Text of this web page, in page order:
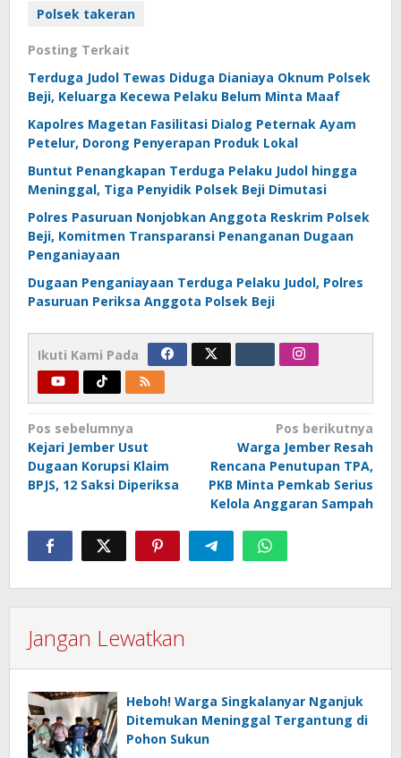
Polsek takeran
Posting Terkait
Terduga Judol Tewas Diduga Dianiaya Oknum Polsek
Beji, Keluarga Kecewa Pelaku Belum Minta Maaf
Kapolres Magetan Fasilitasi Dialog Peternak Ayam
Petelur, Dorong Penyerapan Produk Lokal
Buntut Penangkapan Terduga Pelaku Judol hingga
Meninggal, Tiga Penyidik Polsek Beji Dimutasi
Polres Pasuruan Nonjobkan Anggota Reskrim Polsek
Beji, Komitmen Transparansi Penanganan Dugaan
Penganiayaan
Dugaan Penganiayaan Terduga Pelaku Judol, Polres
Pasuruan Periksa Anggota Polsek Beji
Ikuti Kami Pada
Navigasi
pos
Pos sebelumnya
Kejari Jember Usut
Dugaan Korupsi Klaim
BPJS, 12 Saksi Diperiksa
Pos berikutnya
Warga Jember Resah
Rencana Penutupan TPA,
PKB Minta Pemkab Serius
Kelola Anggaran Sampah
Jangan Lewatkan
Heboh! Warga Singkalanyar Nganjuk
Ditemukan Meninggal Tergantung di
Pohon Sukun